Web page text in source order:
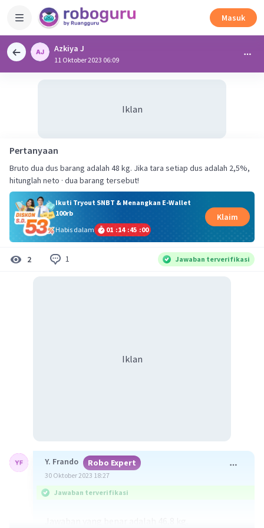
Masuk
Azkiya J
11 Oktober 2023 06:09
Iklan
Pertanyaan
Bruto dua dus barang adalah 48 kg. Jika tara setiap dus adalah 2,5%,
hitunglah neto · dua barang tersebut!
Ikuti Tryout SNBT & Menangkan E-Wallet
100rb
Habis dalam
01 :14 :45 :00
Klaim
2 1 Jawaban terverifikasi
Iklan
Y. Frando Robo Expert
30 Oktober 2023 18:27
Jawaban terverifikasi